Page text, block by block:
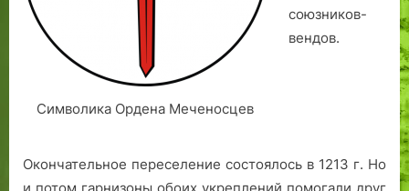
Символика Ордена Меченосцев
союзников-
вендов.
Окончательное переселение состоялось в 1213 г. Но